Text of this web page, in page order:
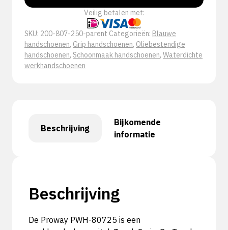
Veilig betalen met:
SKU: 200-807-250-parent Categorieën: Blauwe
handschoenen, Grip handschoenen, Oliebestendige
handschoenen, Schoonmaak handschoenen, Waterdichte
werkhandschoenen
Beschrijving
Bijkomende
informatie
Beschrijving
De Proway PWH-80725 is een